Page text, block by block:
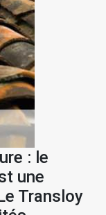
: le
une
Transloy